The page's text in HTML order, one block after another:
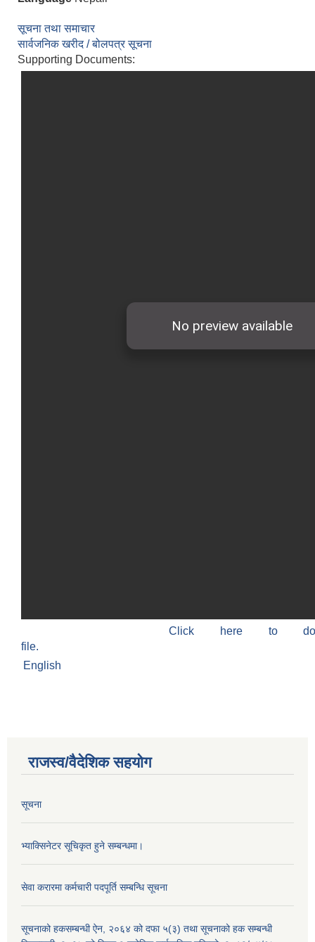
सूचना तथा समाचार
सार्वजनिक खरीद / बोलपत्र सूचना
Supporting Documents:
Click here to
file.
English
राजस्व/वैदेशिक सहयोग
सूचना
भ्याक्सिनेटर सूचिकृत हुने सम्बन्धमा।
सेवा करारमा कर्मचारी पदपूर्ति सम्बन्धि सूचना
सूचनाको हकसम्बन्धी ऐन, २०६४ को दफा ५(३) तथा सूचनाको हक सम्बन्धी